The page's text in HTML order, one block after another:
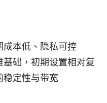
成本低、隐私可控
础，初期设置相对复
稳定性与带宽